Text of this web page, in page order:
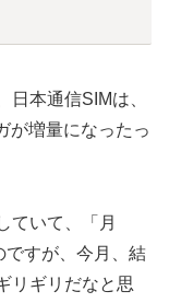
本通信SIMは、
が増量になったっ
ていて、「月
ですが、今月、結
リギリだなと思